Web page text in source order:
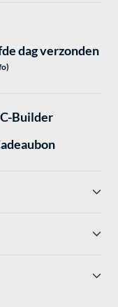
dag verzonden
Builder